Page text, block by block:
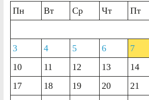
Пн Вт Ср Чт Пт
3
4 5 6 7
10
11 12 13 14
17
18 19 20 21